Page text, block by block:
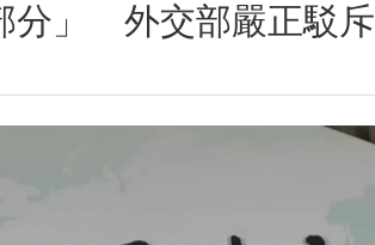
分」 外交部嚴正駁斥